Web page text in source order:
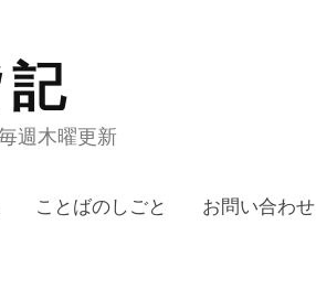
週木曜更新
ことばのしごと お問い合わせ